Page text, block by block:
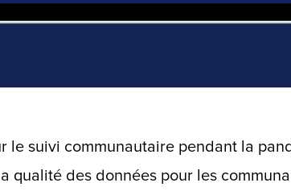
suivi communautaire pendant la
qualité des données pour les